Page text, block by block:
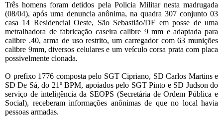
Três homens foram detidos pela Policia Militar nesta madrugada
(08/04), após uma denuncia anônima, na quadra 307 conjunto 03
casa 14 Residencial Oeste, São Sebastião/DF em posse de uma
metralhadora de fabricação caseira calibre 9 mm e adaptada para
calibre .40, arma de uso restrito, um carregador com 63 munições
calibre 9mm, diversos celulares e um veículo corsa prata com placa
possivelmente clonada.
O prefixo 1776 composta pelo SGT Cipriano, SD Carlos Martins e
SD De Sá, do 21º BPM, apoiados pelo SGT Pinto e SD Judson do
serviço de inteligência da SEOPS (Secretária de Ordem Pública e
Social), receberam informações anônimas de que no local havia
pessoas armadas.